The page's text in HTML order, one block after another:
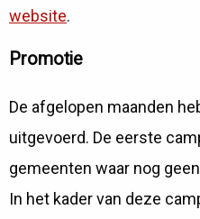
website.
Promotie
De afgelopen maanden
uitgevoerd. De eerste
gemeenten waar nog
In het kader van deze